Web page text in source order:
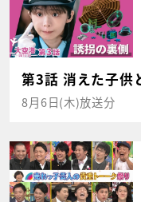
第3話 消えた子供
8月6日(木)放送分